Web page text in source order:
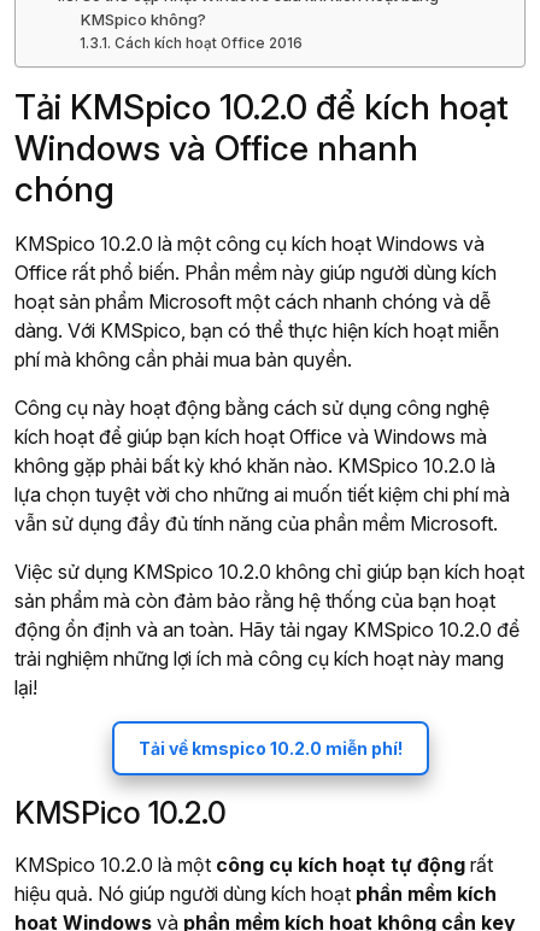
KMSpico không?
Cách kích hoạt Office 2016
Tải KMSpico 10.2.0 để kích hoạt
Windows và Office nhanh
chóng
KMSpico 10.2.0 là một công cụ kích hoạt Windows và
Office rất phổ biến. Phần mềm này giúp người dùng kích
hoạt sản phẩm Microsoft một cách nhanh chóng và dễ
dàng. Với KMSpico, bạn có thể thực hiện kích hoạt miễn
phí mà không cần phải mua bản quyền.
Công cụ này hoạt động bằng cách sử dụng công nghệ
kích hoạt để giúp bạn kích hoạt Office và Windows mà
không gặp phải bất kỳ khó khăn nào. KMSpico 10.2.0 là
lựa chọn tuyệt vời cho những ai muốn tiết kiệm chi phí mà
vẫn sử dụng đầy đủ tính năng của phần mềm Microsoft.
Việc sử dụng KMSpico 10.2.0 không chỉ giúp bạn kích hoạt
sản phẩm mà còn đảm bảo rằng hệ thống của bạn hoạt
động ổn định và an toàn. Hãy tải ngay KMSpico 10.2.0 để
trải nghiệm những lợi ích mà công cụ kích hoạt này mang
lại!
Tải về kmspico 10.2.0 miễn phí!
KMSPico 10.2.0
KMSpico 10.2.0 là một công cụ kích hoạt tự động rất
hiệu quả. Nó giúp người dùng kích hoạt phần mềm kích
hoạt Windows và phần mềm kích hoạt không cần key